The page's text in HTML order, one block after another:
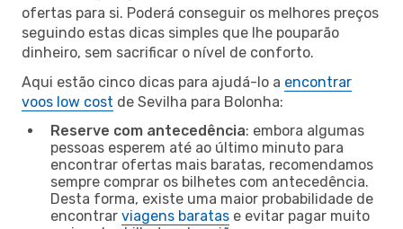
ofertas para si. Poderá conseguir os melhores preços
seguindo estas dicas simples que lhe pouparão
dinheiro, sem sacrificar o nível de conforto.
Aqui estão cinco dicas para ajudá-lo a encontrar
voos low cost de Sevilha para Bolonha:
Reserve com antecedência: embora algumas
pessoas esperem até ao último minuto para
encontrar ofertas mais baratas, recomendamos
sempre comprar os bilhetes com antecedência.
Desta forma, existe uma maior probabilidade de
encontrar viagens baratas e evitar pagar muito